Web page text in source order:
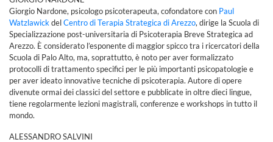
Giorgio Nardone, psicologo psicoterapeuta, cofondatore con Paul
WatzlawickdelCentro di Terapia Strategica di Arezzo, dirige la Scuola di
Specializzazione post-universitaria di Psicoterapia Breve Strategica ad
Arezzo. È considerato l’esponente di maggior spicco tra i ricercatori della
Scuola di Palo Alto, ma, soprattutto, è noto per aver formalizzato
protocolli di trattamento specifici per le più importanti psicopatologie e
per aver ideato innovative tecniche di psicoterapia. Autore di opere
divenute ormai dei classici del settore e pubblicate in oltre dieci lingue,
tiene regolarmente lezioni magistrali, conferenze e workshops in tutto il
mondo.
ALESSANDRO SALVINI